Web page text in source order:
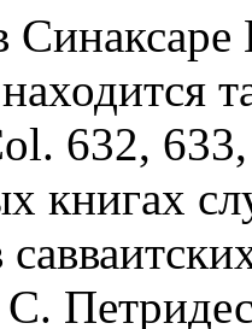
632,
книгах
С.